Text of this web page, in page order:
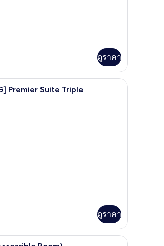
ดูราคา
ผ้านวมขนเป็ด, ตู้นิรภัยในห้องพัก, โต๊ะทำงาน,
Premier Suite Triple
ดูราคา
ผ้านวมขนเป็ด, ตู้นิรภัยในห้องพัก, โต๊ะทำงาน,